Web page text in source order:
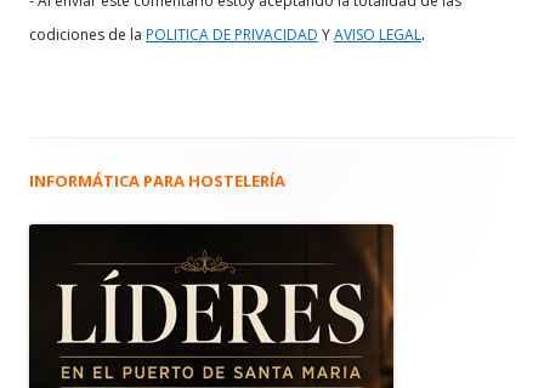
codiciones de la POLITICA DE PRIVACIDAD YAVISO LEGAL.
Barra
principal
INFORMÁTICA PARA HOSTELERÍA